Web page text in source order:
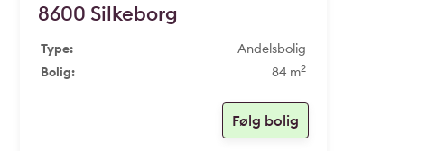
8600 Silkeborg
Type:
Andelsbolig
Bolig:
84 m2